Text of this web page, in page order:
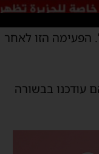
לישראל. הפעימה הזו לאחר
עודכנו בבשורה